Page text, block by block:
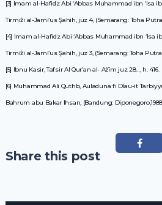
[3] Imam al-Hafidz Abi ‘Abbas Muhammad ibn ‘Isa
Tirmiżi al-Jami’us Şahih, juz 4, (Semarang: Toha
[4] Imam al-Hafidz Abi ‘Abbas Muhammad ibn ‘Isa
Tirmiżi al-Jami’us Şahih, juz 3, (Semarang: Toha
[5] Ibnu Kasir, Tafsir Al Qur’an al- Ażīm juz 28…, h. 416.
[6] Muhammad Ali Quthb, Auladuna fi Dlau-it
Bahrum abu Bakar Ihsan, (Bandung:
Share this post